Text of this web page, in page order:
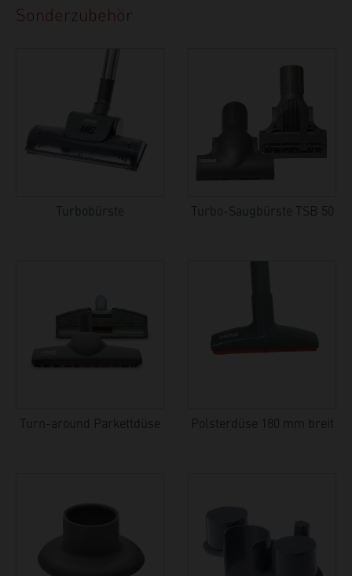
Sonderzubehör
Turbobürste Turbo-Saugbürste TSB 50
Turn-around Parkettdüse Polsterdüse 180 mm breit